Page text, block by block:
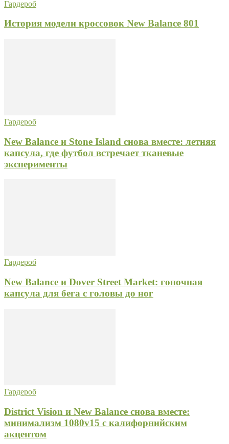
Гардероб
История модели кроссовок New Balance 801
Гардероб
New Balance и Stone Island снова вместе: летняя
капсула, где футбол встречает тканевые
эксперименты
Гардероб
New Balance и Dover Street Market: гоночная
капсула для бега с головы до ног
Гардероб
District Vision и New Balance снова вместе:
минимализм 1080v15 с калифорнийским
акцентом